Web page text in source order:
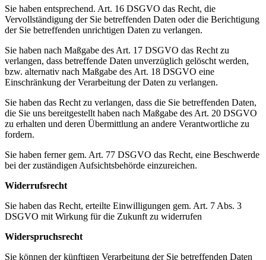
Sie haben entsprechend. Art. 16 DSGVO das Recht, die
Vervollständigung der Sie betreffenden Daten oder die Berichtigung
der Sie betreffenden unrichtigen Daten zu verlangen.
Sie haben nach Maßgabe des Art. 17 DSGVO das Recht zu
verlangen, dass betreffende Daten unverzüglich gelöscht werden,
bzw. alternativ nach Maßgabe des Art. 18 DSGVO eine
Einschränkung der Verarbeitung der Daten zu verlangen.
Sie haben das Recht zu verlangen, dass die Sie betreffenden Daten,
die Sie uns bereitgestellt haben nach Maßgabe des Art. 20 DSGVO
zu erhalten und deren Übermittlung an andere Verantwortliche zu
fordern.
Sie haben ferner gem. Art. 77 DSGVO das Recht, eine Beschwerde
bei der zuständigen Aufsichtsbehörde einzureichen.
Widerrufsrecht
Sie haben das Recht, erteilte Einwilligungen gem. Art. 7 Abs. 3
DSGVO mit Wirkung für die Zukunft zu widerrufen
Widerspruchsrecht
Sie können der künftigen Verarbeitung der Sie betreffenden Daten